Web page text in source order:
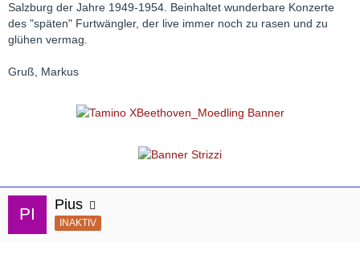
Salzburg der Jahre 1949-1954. Beinhaltet wunderbare Konzerte
des "späten" Furtwängler, der live immer noch zu rasen und zu
glühen vermag.
Gruß, Markus
Pius
INAKTIV